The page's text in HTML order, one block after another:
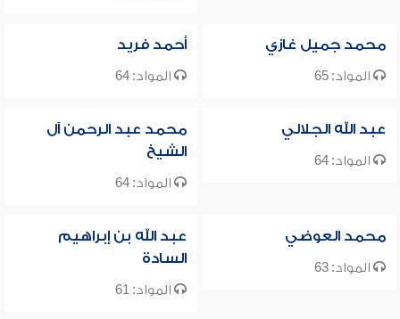
محمد جميل غازي
المواد: 65
أحمد فريد
المواد: 64
عبد الله الجلالي
المواد: 64
محمد عبد الرحمن آل
الشيخ
المواد: 64
محمد العوضي
المواد: 63
عبد الله بن إبراهيم
السادة
المواد: 61